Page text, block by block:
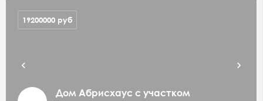
Дом Абрисхаус с участком
19200000 руб